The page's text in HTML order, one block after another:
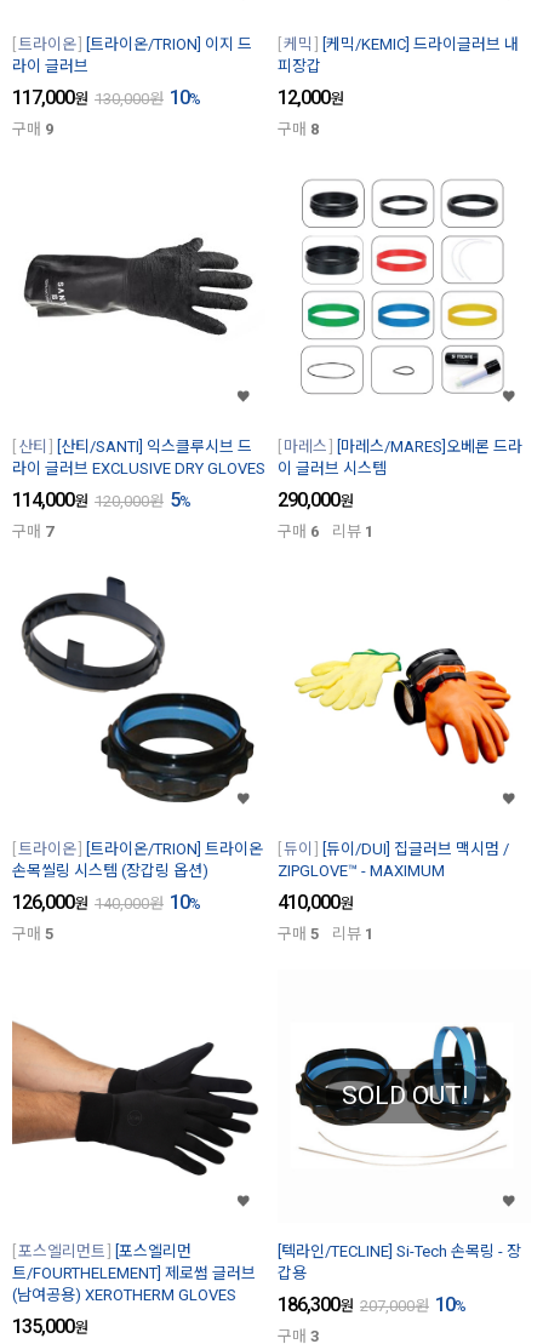
트라이온
[트라이온/TRION] 이지 드
라이 글러브
117,000원 130,000원 10%
구매 9
케믹
[케믹/KEMIC] 드라이글러브 내
피장갑
12,000원
구매 8
산티
[산티/SANTI] 익스클루시브 드
라이 글러브 EXCLUSIVE DRY GLOVES
114,000원 120,000원 5%
구매 7
마레스
[마레스/MARES]오베론 드라
이 글러브 시스템
290,000원
구매 6 리뷰 1
트라이온
[트라이온/TRION] 트라이온
손목씰링 시스템 (장갑링 옵션)
126,000원 140,000원 10%
구매 5
듀이
[듀이/DUI] 집글러브 맥시멈 /
ZIPGLOVE™ - MAXIMUM
410,000원
구매 5 리뷰 1
포스엘리먼트
[포스엘리먼
트/FOURTHELEMENT] 제로썸 글러브
(남여공용) XEROTHERM GLOVES
135,000원
SOLD OUT!
[텍라인/TECLINE] Si-Tech 손목링 - 장
갑용
186,300원 207,000원 10%
구매 3